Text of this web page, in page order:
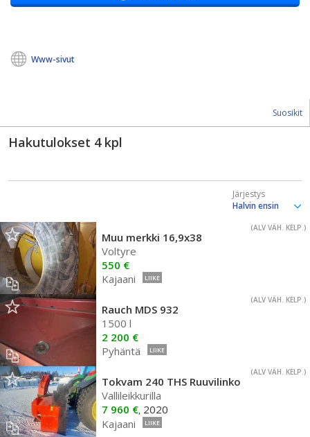
Www-sivut
Suosikit
Hakutulokset 4kpl
Järjestys
(ALV VÄH. KELP.)
Muu merkki 16,9x38
Voltyre
550 €
Kajaani
LIIKE
(ALV VÄH. KELP.)
Rauch MDS 932
1500 l
2 200 €
Pyhäntä
LIIKE
(ALV VÄH. KELP.)
Tokvam 240 THS Ruuvilinko
Vallileikkurilla
7 960 €, 2020
Kajaani
LIIKE